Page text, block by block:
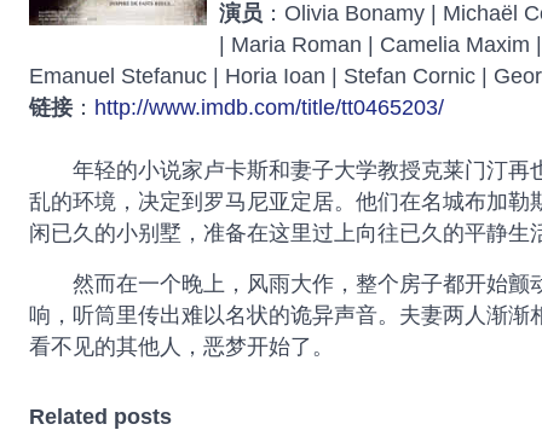
演员 ：Olivia Bonamy | Michaël
| Maria Roman | Camelia
Emanuel Stefanuc | Horia Ioan | Stefan Cornic |
链接 ： http://www.imdb.com/title/tt0465203/
年轻的小说家卢卡斯和妻子大学教授克莱门汀再
乱的环境，决定到罗马尼亚定居。他们在名城布加勒
闲已久的小别墅，准备在这里过上向往已久的平静生
然而在一个晚上，风雨大作，整个房子都开始颤
响，听筒里传出难以名状的诡异声音。夫妻两人渐渐
看不见的其他人，恶梦开始了。
Related posts